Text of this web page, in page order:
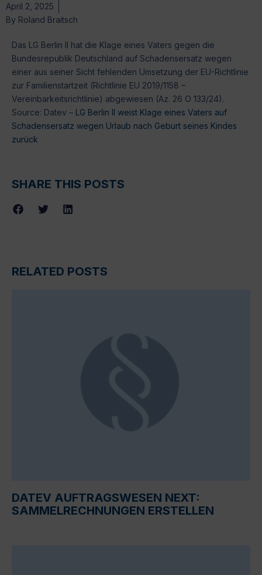
April 2, 2025
By Roland Braitsch
Das LG Berlin II hat die Klage eines Vaters gegen die
Bundesrepublik Deutschland auf Schadensersatz wegen
einer aus seiner Sicht fehlenden Umsetzung der EU-Richtlinie
zur Familienstartzeit (Richtlinie EU 2019/1158 –
Vereinbarkeitsrichtlinie) abgewiesen (Az. 26 O 133/24).
Source: Datev – LG Berlin II weist Klage eines Vaters auf
Schadensersatz wegen Urlaub nach Geburt seines Kindes
zurück
SHARE THIS POSTS
RELATED POSTS
DATEV AUFTRAGSWESEN NEXT:
SAMMELRECHNUNGEN ERSTELLEN